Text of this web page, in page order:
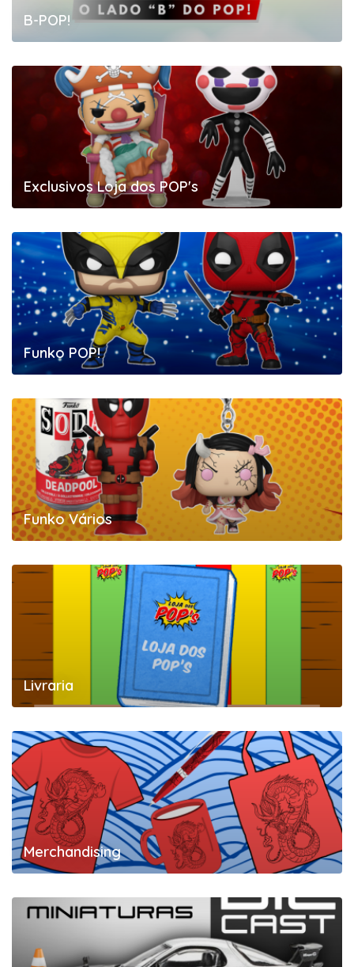
B-POP!
Exclusivos Loja dos POP's
Funko POP!
Funko Vários
Livraria
Merchandising